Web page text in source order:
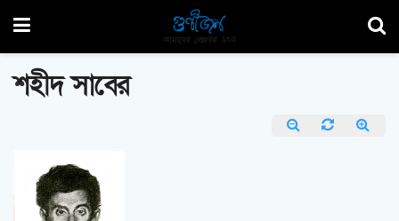
শহীদ সাবের